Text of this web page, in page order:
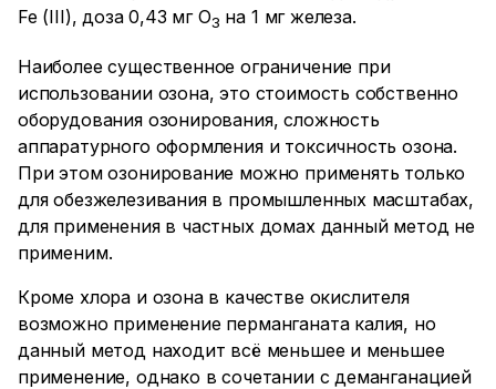
Fe (III), доза 0,43 мг О3 на 1 мг железа.
Наиболее существенное ограничение при
использовании озона, это стоимость собственно
оборудования озонирования, сложность
аппаратурного оформления и токсичность озона.
При этом озонирование можно применять только
для обезжелезивания в промышленных масштабах,
для применения в частных домах данный метод не
применим.
Кроме хлора и озона в качестве окислителя
возможно применение перманганата калия, но
данный метод находит всё меньшее и меньшее
применение, однако в сочетании с деманганацией